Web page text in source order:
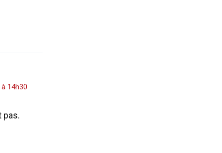
14h30
pas.